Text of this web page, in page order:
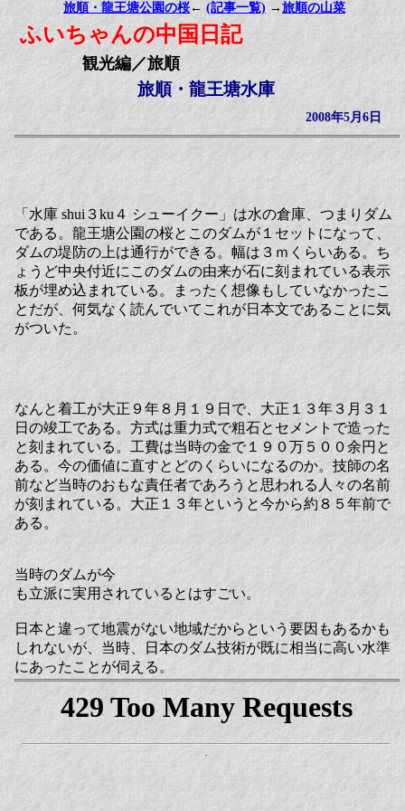
旅順・龍王塘公園の桜 ← (記事一覧) → 旅順の山菜
ふいちゃんの中国日記
観光編／旅順
旅順・龍王塘水庫
2008年5月6日
「水庫 shui３ku４ シューイクー」は水の倉庫、つまりダム
である。龍王塘公園の桜とこのダムが１セットになって、
ダムの堤防の上は通行ができる。幅は３ｍくらいある。ち
ょうど中央付近にこのダムの由来が石に刻まれている表示
板が埋め込まれている。まったく想像もしていなかったこ
とだが、何気なく読んでいてこれが日本文であることに気
がついた。
なんと着工が大正９年８月１９日で、大正１３年３月３１
日の竣工である。方式は重力式で粗石とセメントで造った
と刻まれている。工費は当時の金で１９０万５００余円と
ある。今の価値に直すとどのくらいになるのか。技師の名
前など当時のおもな責任者であろうと思われる人々の名前
が刻まれている。大正１３年というと今から約８５年前で
ある。
当時のダムが今
も立派に実用されているとはすごい。
日本と違って地震がない地域だからという要因もあるかも
しれないが、当時、日本のダム技術が既に相当に高い水準
にあったことが伺える。